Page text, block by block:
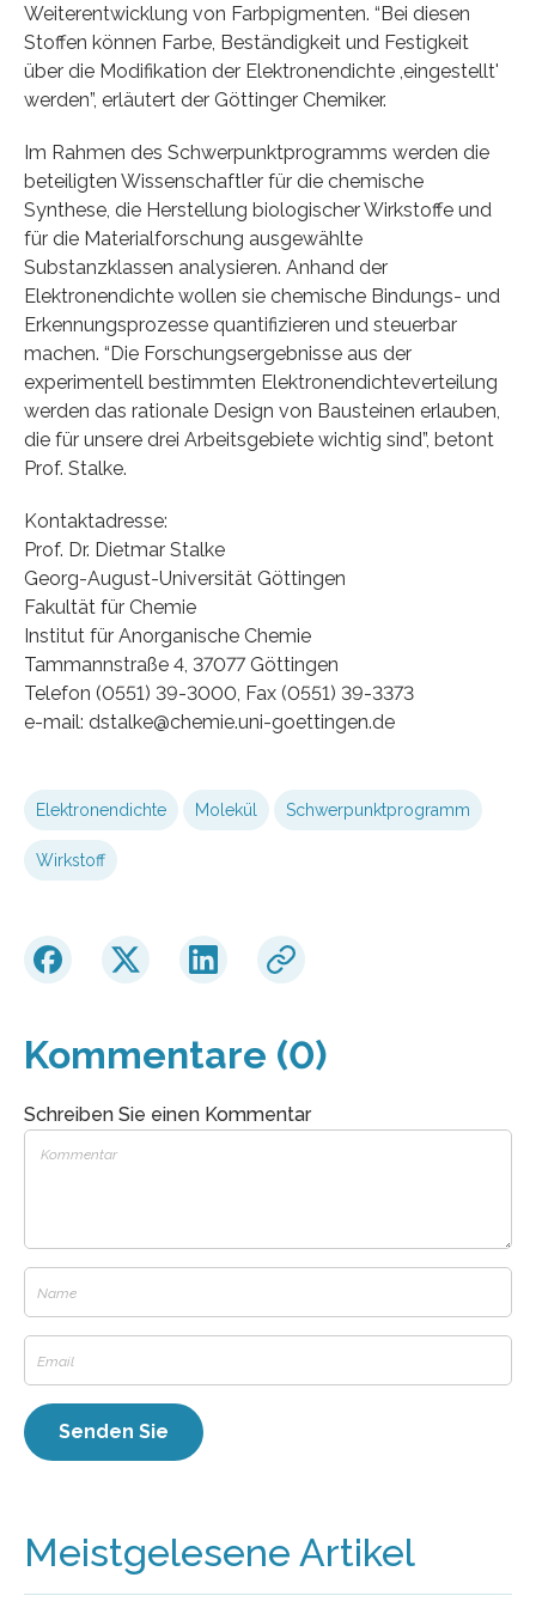
Weiterentwicklung von Farbpigmenten. “Bei diesen
Stoffen können Farbe, Beständigkeit und Festigkeit
über die Modifikation der Elektronendichte ,eingestellt'
werden”, erläutert der Göttinger Chemiker.
Im Rahmen des Schwerpunktprogramms werden die
beteiligten Wissenschaftler für die chemische
Synthese, die Herstellung biologischer Wirkstoffe und
für die Materialforschung ausgewählte
Substanzklassen analysieren. Anhand der
Elektronendichte wollen sie chemische Bindungs- und
Erkennungsprozesse quantifizieren und steuerbar
machen. “Die Forschungsergebnisse aus der
experimentell bestimmten Elektronendichteverteilung
werden das rationale Design von Bausteinen erlauben,
die für unsere drei Arbeitsgebiete wichtig sind”, betont
Prof. Stalke.
Kontaktadresse:
Prof. Dr. Dietmar Stalke
Georg-August-Universität Göttingen
Fakultät für Chemie
Institut für Anorganische Chemie
Tammannstraße 4, 37077 Göttingen
Telefon (0551) 39-3000, Fax (0551) 39-3373
e-mail: dstalke@chemie.uni-goettingen.de
Elektronendichte Molekül Schwerpunktprogramm
Wirkstoff
Kommentare (0)
Schreiben Sie einen Kommentar
Meistgelesene Artikel